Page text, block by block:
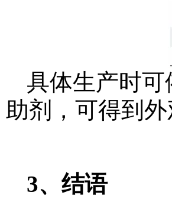
具体生产时
助剂，可得到
3、结语